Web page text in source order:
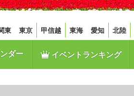
東 東京 甲信越 東海 愛知 北陸
ダー イベントランキング